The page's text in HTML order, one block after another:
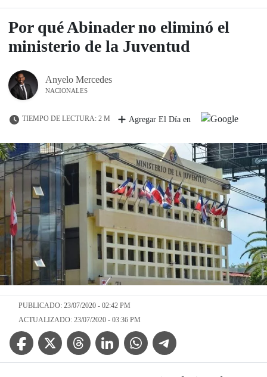
Por qué Abinader no eliminó el
ministerio de la Juventud
Anyelo Mercedes
NACIONALES
TIEMPO DE LECTURA: 2 M Agregar El Día en
PUBLICADO: 23/07/2020 - 02:42 PM
ACTUALIZADO: 23/07/2020 - 03:36 PM
Facebook IconTwitter IconThreads IconLinkedin IconWhatsApp IconTelegram Icon